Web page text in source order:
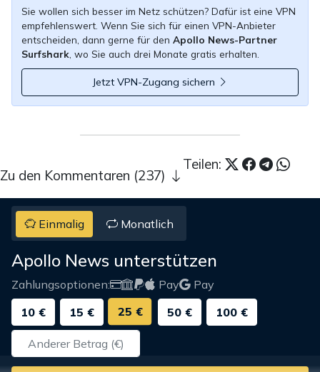
Sie wollen sich besser im Netz schützen? Dafür ist eine VPN
empfehlenswert. Wenn Sie sich für einen VPN-Anbieter
entscheiden, dann gerne für den Apollo News-Partner
Surfshark, wo Sie auch drei Monate gratis erhalten.
Jetzt VPN-Zugang sichern
Teilen:
Zu den Kommentaren (237)
Einmalig Monatlich
Apollo News unterstützen
Zahlungsoptionen: Pay
Pay
10 €
15 € 25 € 50 € 100 €